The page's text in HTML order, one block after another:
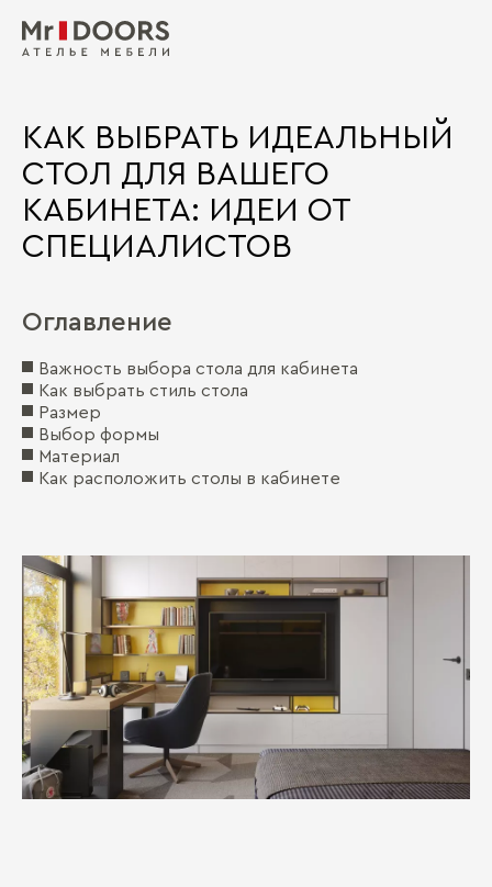
КАК ВЫБРАТЬ ИДЕАЛЬНЫЙ
СТОЛ ДЛЯ ВАШЕГО
КАБИНЕТА: ИДЕИ ОТ
СПЕЦИАЛИСТОВ
Оглавление
Важность выбора стола для кабинета
Как выбрать стиль стола
Размер
Выбор формы
Материал
Как расположить столы в кабинете